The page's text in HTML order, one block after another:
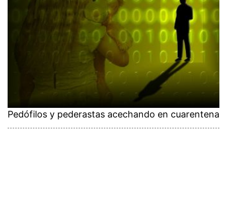
Pedófilos y pederastas acechando en cuarentena